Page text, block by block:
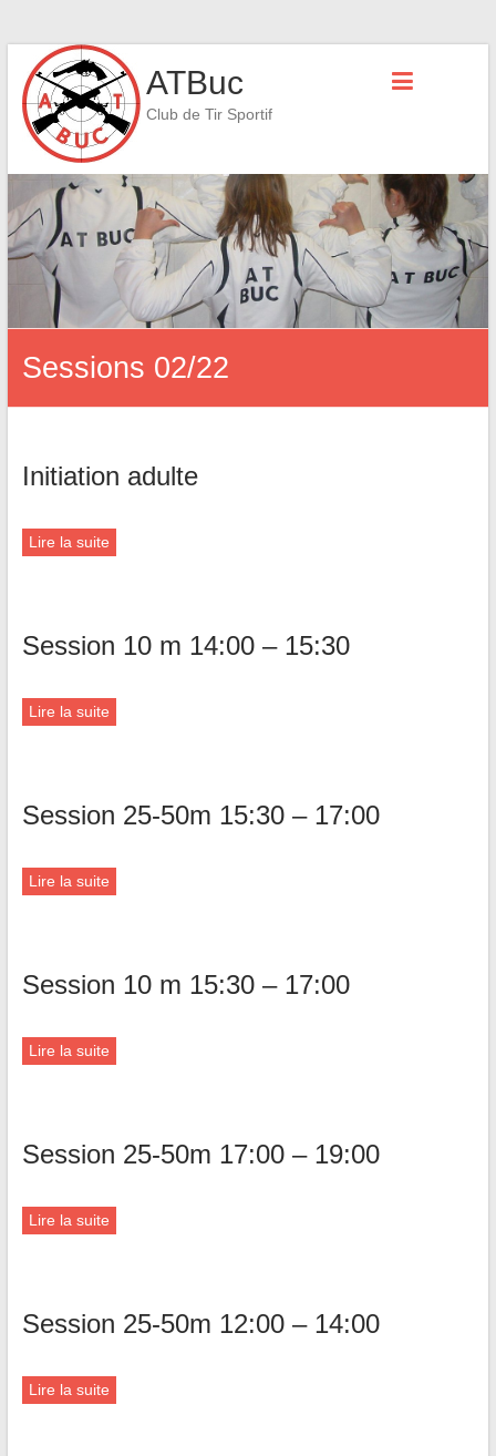
content
ATBuc
Club de Tir Sportif
Sessions 02/22
Initiation adulte
Lire la suite
Session 10 m 14:00 – 15:30
Lire la suite
Session 25-50m 15:30 – 17:00
Lire la suite
Session 10 m 15:30 – 17:00
Lire la suite
Session 25-50m 17:00 – 19:00
Lire la suite
Session 25-50m 12:00 – 14:00
Lire la suite